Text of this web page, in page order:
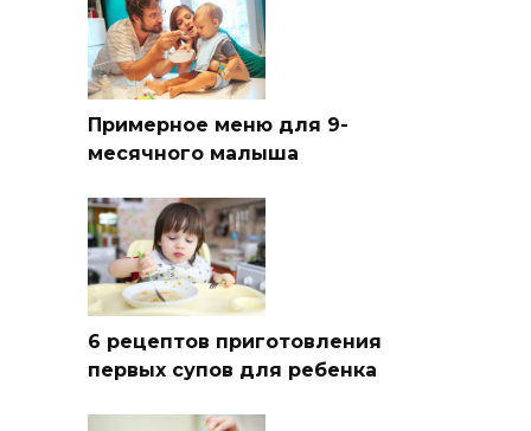
Примерное меню для 9-
месячного малыша
6 рецептов приготовления
первых супов для ребенка